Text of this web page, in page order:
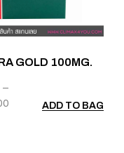
GOLD 100MG.
–
ADD TO BAG